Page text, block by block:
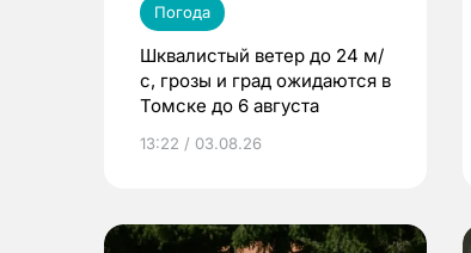
Погода
Шквалистый ветер до 24 м/
с, грозы и град ожидаются в
Томске до 6 августа
13:22 / 03.08.26